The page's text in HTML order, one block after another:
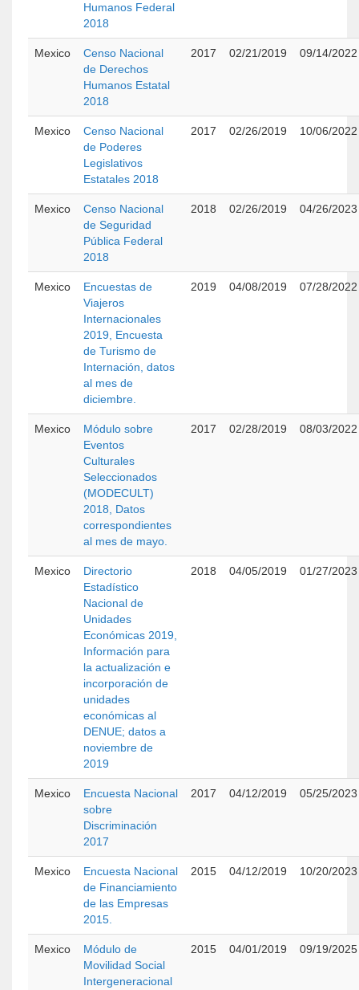
Humanos Federal
2018
Mexico
Censo Nacional
de Derechos
Humanos Estatal
2018
2017 02/21/2019 09/14/2022
Mexico
Censo Nacional
de Poderes
Legislativos
Estatales 2018
2017 02/26/2019 10/06/2022
Mexico
Censo Nacional
de Seguridad
Pública Federal
2018
2018 02/26/2019 04/26/2023
Mexico
Encuestas de
Viajeros
Internacionales
2019, Encuesta
de Turismo de
Internación, datos
al mes de
diciembre.
2019 04/08/2019 07/28/2022
Mexico
Módulo sobre
Eventos
Culturales
Seleccionados
(MODECULT)
2018, Datos
correspondientes
al mes de mayo.
2017 02/28/2019 08/03/2022
Mexico
Directorio
Estadístico
Nacional de
Unidades
Económicas 2019,
Información para
la actualización e
incorporación de
unidades
económicas al
DENUE; datos a
noviembre de
2019
2018 04/05/2019 01/27/2023
Mexico
Encuesta Nacional
sobre
Discriminación
2017
2017 04/12/2019 05/25/2023
Mexico
Encuesta Nacional
de Financiamiento
de las Empresas
2015.
2015 04/12/2019 10/20/2023
Mexico
Módulo de
Movilidad Social
Intergeneracional
2015 04/01/2019 09/19/2025